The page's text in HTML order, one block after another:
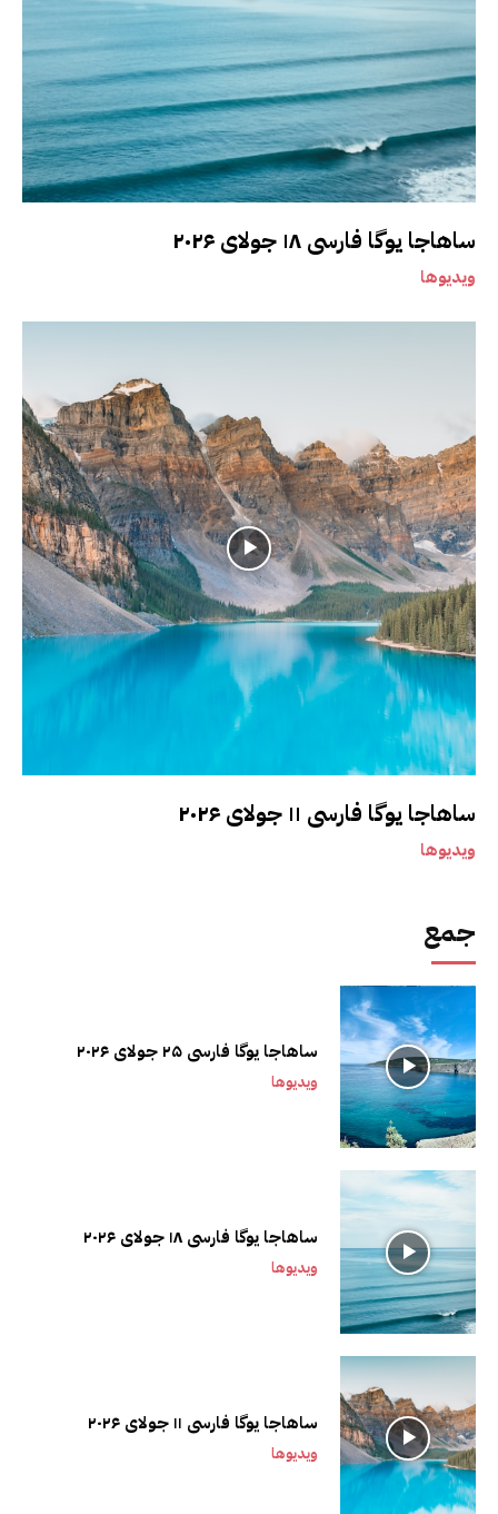
ساهاجا یوگا فارسی ۱۸ جولای ۲۰۲۶
ویدیوها
ساهاجا یوگا فارسی ۱۱ جولای ۲۰۲۶
ویدیوها
جمع
ساهاجا یوگا فارسی ۲۵ جولای ۲۰۲۶
ویدیوها
ساهاجا یوگا فارسی ۱۸ جولای ۲۰۲۶
ویدیوها
ساهاجا یوگا فارسی ۱۱ جولای ۲۰۲۶
ویدیوها